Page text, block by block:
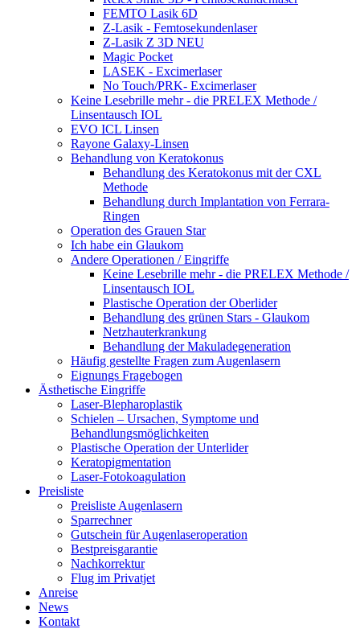
FEMTO Lasik 6D
Z-Lasik - Femtosekundenlaser
Z-Lasik Z 3D NEU
Magic Pocket
LASEK - Excimerlaser
No Touch/PRK- Excimerlaser
Keine Lesebrille mehr - die PRELEX Methode /
Linsentausch IOL
EVO ICL Linsen
Rayone Galaxy-Linsen
Behandlung von Keratokonus
Behandlung des Keratokonus mit der CXL
Methode
Behandlung durch Implantation von Ferrara-
Ringen
Operation des Grauen Star
Ich habe ein Glaukom
Andere Operationen / Eingriffe
Keine Lesebrille mehr - die PRELEX Methode /
Linsentausch IOL
Plastische Operation der Oberlider
Behandlung des grünen Stars - Glaukom
Netzhauterkrankung
Behandlung der Makuladegeneration
Häufig gestellte Fragen zum Augenlasern
Eignungs Fragebogen
Ästhetische Eingriffe
Laser-Blepharoplastik
Schielen – Ursachen, Symptome und
Behandlungsmöglichkeiten
Plastische Operation der Unterlider
Keratopigmentation
Laser-Fotokoagulation
Preisliste
Preisliste Augenlasern
Sparrechner
Gutschein für Augenlaseroperation
Bestpreisgarantie
Nachkorrektur
Flug im Privatjet
Anreise
News
Kontakt